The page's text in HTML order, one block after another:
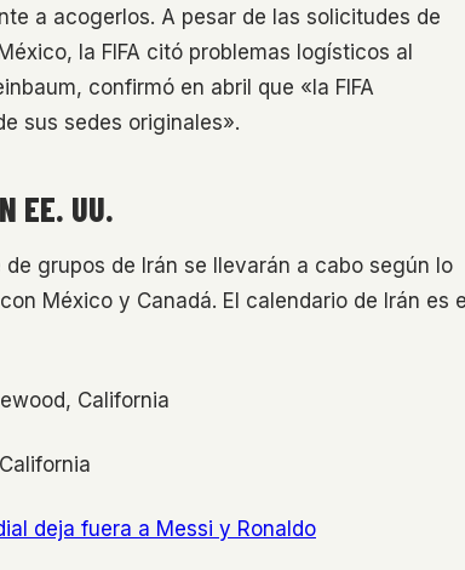
a acogerlos. A pesar de las solicitudes de
la FIFA citó problemas logísticos al
confirmó en abril que «la FIFA
sus sedes originales».
EE. UU.
grupos de Irán se llevarán a cabo según lo
México y Canadá. El calendario de Irán es
California
deja fuera a Messi y Ronaldo